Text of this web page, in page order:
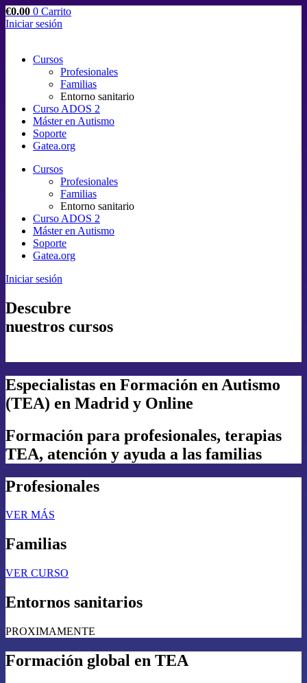
€0.00 0 Carrito
Iniciar sesión
Cursos
Profesionales
Familias
Entorno sanitario
Curso ADOS 2
Máster en Autismo
Soporte
Gatea.org
Cursos
Profesionales
Familias
Entorno sanitario
Curso ADOS 2
Máster en Autismo
Soporte
Gatea.org
Iniciar sesión
Descubre
nuestros cursos
Especialistas en Formación en Autismo
(TEA) en Madrid y Online
Formación para profesionales, terapias
TEA, atención y ayuda a las familias
Profesionales
VER MÁS
Familias
VER CURSO
Entornos sanitarios
PROXIMAMENTE
Formación global en TEA